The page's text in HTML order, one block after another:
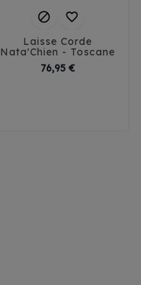
 
Laisse Corde
Nata'Chien - Toscane
76,95 €Prix